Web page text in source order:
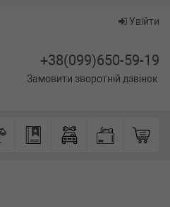
Увійти
+38(099)650-59-19
Замовити зворотній дзвінок